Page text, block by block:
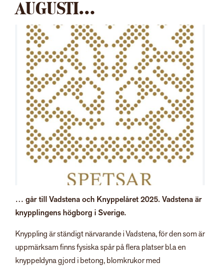
AUGUSTI…
… går till Vadstena och Knyppelåret 2025. Vadstena är
knypplingens högborg i Sverige.
Knyppling är ständigt närvarande i Vadstena, för den som är
uppmärksam finns fysiska spår på flera platser bl.a en
knyppeldyna gjord i betong, blomkrukor med